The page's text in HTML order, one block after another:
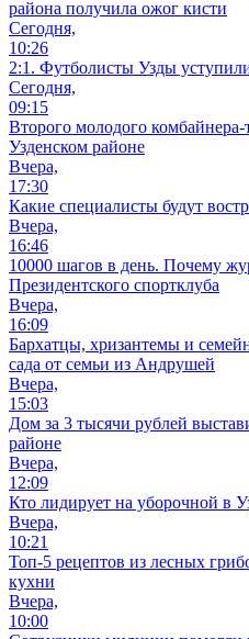
района получила ожог кисти
Сегодня,
10:26
2:1. Футболисты Узды
Сегодня,
09:15
Второго молодого комбайнера-
Узденском районе
Вчера,
17:30
Какие специалисты будут
Вчера,
16:46
10000 шагов в день. Почему
Президентского спортклуба
Вчера,
16:09
Бархатцы, хризантемы и
сада от семьи из Андрушей
Вчера,
15:03
Дом за 3 тысячи рублей
районе
Вчера,
12:09
Кто лидирует на уборочной в
Вчера,
10:21
Топ-5 рецептов из лесных
кухни
Вчера,
10:00